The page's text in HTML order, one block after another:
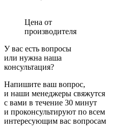
Цена от
производителя
У вас есть вопросы
или нужна наша
консультация?
Напишите ваш вопрос,
и наши менеджеры свяжутся
с вами в течение 30 минут
и проконсультируют по всем
интересующим вас вопросам